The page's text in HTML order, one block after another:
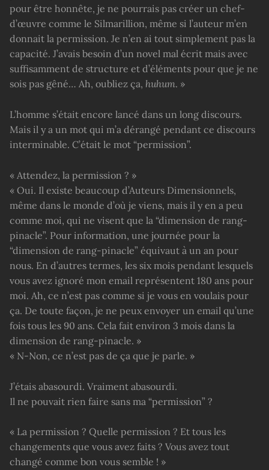
pour être honnête, je ne pourrais pas créer un chef-
d’œuvre comme le Silmarillion, même si l’auteur m’en
donnait la permission. Je n’en ai tout simplement pas la
capacité. J’avais besoin d’un novel mal écrit mais avec
suffisamment de structure et d’éléments pour que je ne
sois pas gêné… Ah, oubliez ça, huhum. »
L’homme s’était encore lancé dans un long discours.
Mais il y a un mot qui m’a dérangé pendant ce discours
interminable. C’était le mot “permission”.
« Attendez, la permission ? »
« Oui. Il existe beaucoup d’Auteurs Dimensionnels,
même dans le monde d’où je viens, mais il y en a peu
comme moi, qui ne visent que la “dimension de rang-
pinacle”. Pour information, une journée pour la
“dimension de rang-pinacle” équivaut à un an pour
nous. En d’autres termes, les six mois pendant lesquels
vous avez ignoré mon email représentent 180 ans pour
moi. Ah, ce n’est pas comme si je vous en voulais pour
ça. De toute façon, je ne peux envoyer un email qu’une
fois tous les 90 ans. Cela fait environ 3 mois dans la
dimension de rang-pinacle. »
« N-Non, ce n’est pas de ça que je parle. »
J’étais abasourdi. Vraiment abasourdi.
Il ne pouvait rien faire sans ma “permission” ?
« La permission ? Quelle permission ? Et tous les
changements que vous avez faits ? Vous avez tout
changé comme bon vous semble ! »